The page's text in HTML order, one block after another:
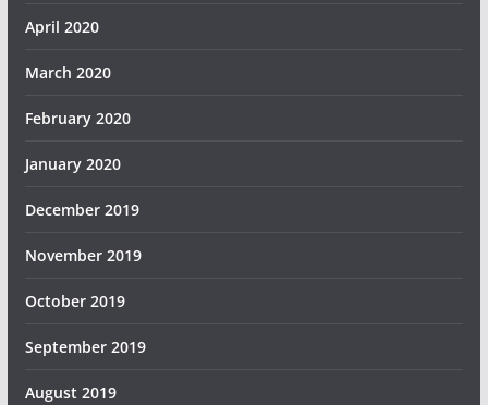
April 2020
March 2020
February 2020
January 2020
December 2019
November 2019
October 2019
September 2019
August 2019